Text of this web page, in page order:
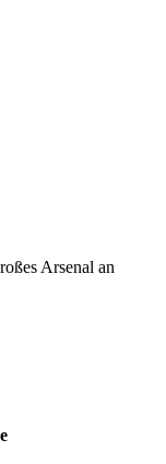
Arsenal an